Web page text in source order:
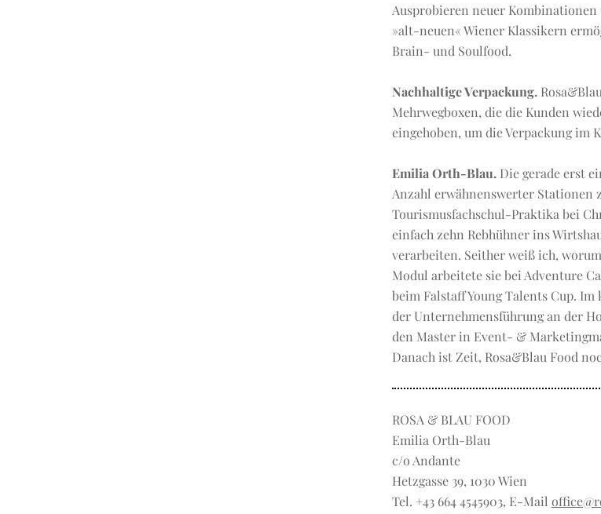
Ausprobieren neuer
»alt-neuen« Wiener Klassikern
Brain- und Soulfood.
Nachhaltige Verpackung.
Mehrwegboxen, die die Kunden
eingehoben, um die Verpackung im
Emilia Orth-Blau.Die gerade erst
Anzahl erwähnenswerter Stationen
Tourismusfachschul-Praktika bei
einfach zehn Rebhühner ins
verarbeiten. Seither weiß ich,
Modul arbeitete sie bei Adventure
beim Falstaff Young Talents Cup.
der Unternehmensführung an der
den Master in Event- &
Danach ist Zeit, Rosa&Blau Food
ROSA & BLAU FOOD
Emilia Orth-Blau
c/o Andante
Hetzgasse 39, 1030 Wien
Tel. +43 664 4545903, E-Mail